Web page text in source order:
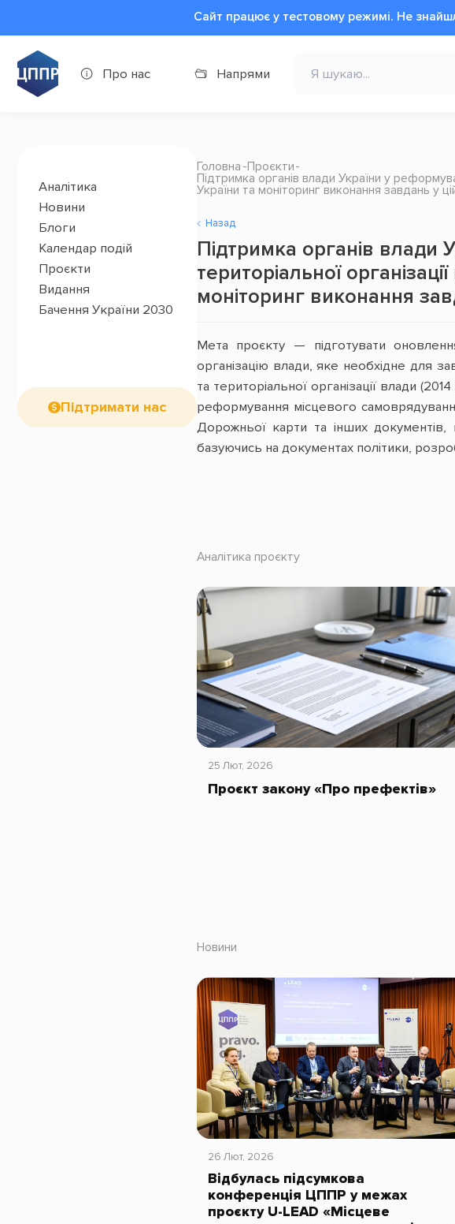
Сайт працює у тестовому режимі. Не
Про нас Напрями
Аналітика
Новини
Блоги
Календар подій
Проєкти
Видання
Бачення України 2030
Підтримати нас
Головна Проєкти
Підтримка органів влади України у
України та моніторинг виконання завдань у
Назад
Підтримка органів влади
територіальної
моніторинг виконання
Мета проєкту — підготувати
організацію влади, яке необхідне для
та територіальної організації влади
реформування місцевого
Дорожньої карти та інших
базуючись на документах політики,
Аналітика проєкту
25 Лют, 2026
Проєкт закону «Про префектів»
Новини
26 Лют, 2026
Відбулась підсумкова
конференція ЦППР у межах
проєкту U-LEAD «Місцеве